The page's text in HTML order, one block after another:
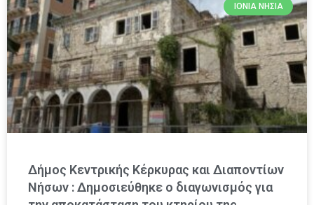
ΙΌΝΙΑ ΝΗΣΙΆ
Δήμος Κεντρικής Κέρκυρας και Διαποντίων
Νήσων : Δημοσιεύθηκε ο διαγωνισμός για